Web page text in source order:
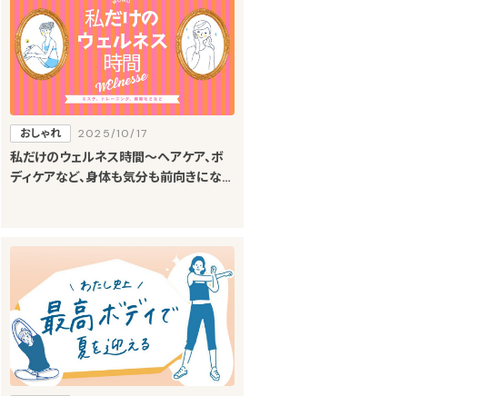
おしゃれ 2025/10/17
私だけのウェルネス時間～ヘアケア、ボ
ディケアなど、身体も気分も前向きになれ